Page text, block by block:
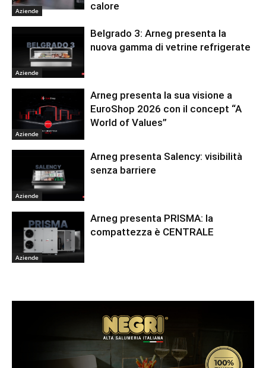
Aziende calore
Aziende
Belgrado 3: Arneg presenta la
nuova gamma di vetrine refrigerate
Aziende
Arneg presenta la sua visione a
EuroShop 2026 con il concept “A
World of Values”
Aziende
Arneg presenta Salency: visibilità
senza barriere
Aziende
Arneg presenta PRISMA: la
compattezza è CENTRALE